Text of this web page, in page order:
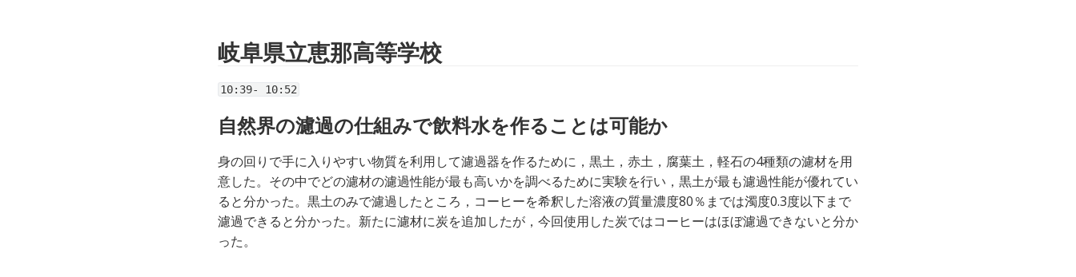
岐阜県立恵那高等学校
10:39- 10:52
自然界の濾過の仕組みで飲料水を作ることは可能か
身の回りで手に入りやすい物質を利用して濾過器を作るために，黒土，赤土，腐葉土，軽石の4種類の濾材を用
意した。その中でどの濾材の濾過性能が最も高いかを調べるために実験を行い，黒土が最も濾過性能が優れてい
ると分かった。黒土のみで濾過したところ，コーヒーを希釈した溶液の質量濃度80％までは濁度0.3度以下まで
濾過できると分かった。新たに濾材に炭を追加したが，今回使用した炭ではコーヒーはほぼ濾過できないと分か
った。